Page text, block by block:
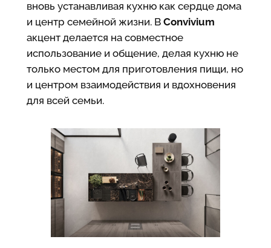
вновь устанавливая кухню как сердце дома
и центр семейной жизни. В Convivium
акцент делается на совместное
использование и общение, делая кухню не
только местом для приготовления пищи, но
и центром взаимодействия и вдохновения
для всей семьи.